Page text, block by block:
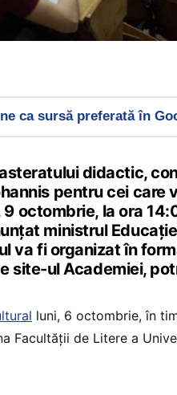
ca sursă preferată în
didactic,
pentru cei care
octombrie, la ora
ministrul
va fi organizat în
site-ul Academiei,
luni, 6 octombrie, în
Facultății de Litere a